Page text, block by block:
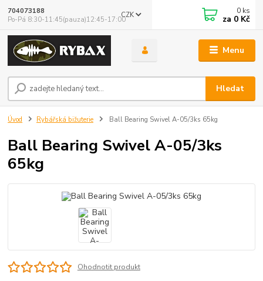
Menu
CZK
Hledat
704073188
Po-Pá 8:30-11:45(pauza)12:45-17:00
0 ks
za 0 Kč
Úvod Rybářská bižuterie Ball Bearing Swivel A-05/3ks 65kg
Ball Bearing Swivel A-05/3ks
65kg
Ohodnotit produkt